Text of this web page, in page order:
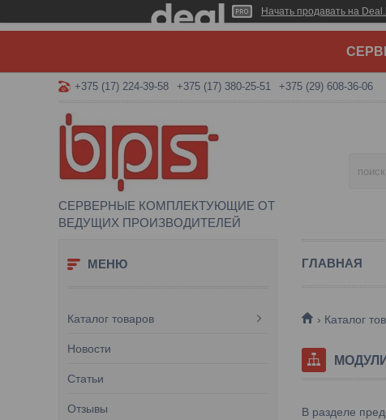
Начать продавать на
+375 (17) 224-39-58 +375 (17) 380-25-51 +375 (29) 608-36-06
СЕРВЕРНЫЕ КОМПЛЕКТУЮЩИЕ ОТ
ВЕДУЩИХ ПРОИЗВОДИТЕЛЕЙ
Каталог товаров
Новости
Статьи
Отзывы
ГЛАВНАЯ
Каталог
В разделе